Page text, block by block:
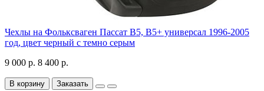
Чехлы на Фольксваген Пассат В5, В5+ универсал 1996-2005
год, цвет черный с темно серым
9 000 р. 8 400 р.
В корзину Заказать